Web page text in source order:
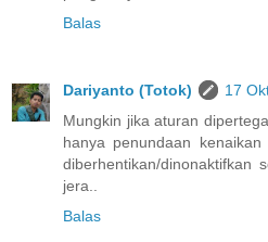
Balas
Dariyanto (Totok)
17
Mungkin jika aturan
hanya penundaan
diberhentikan/dinonaktifkan
jera..
Balas